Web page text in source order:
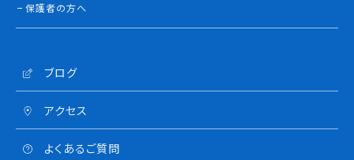
保護者の方へ
ブログ
アクセス
よくあるご質問